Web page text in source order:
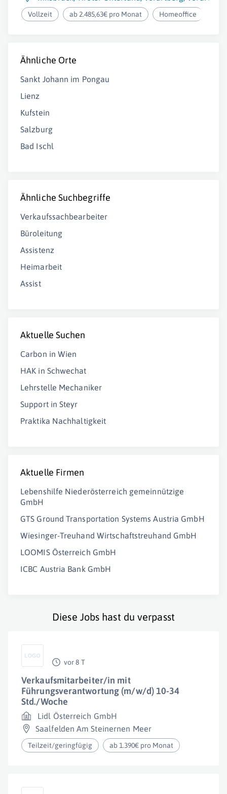
Vollzeit ab 2.485,63€ pro Monat Homeoffice
Ähnliche Orte
Sankt Johann im Pongau
Lienz
Kufstein
Salzburg
Bad Ischl
Ähnliche Suchbegriffe
Verkaufssachbearbeiter
Büroleitung
Assistenz
Heimarbeit
Assist
Aktuelle Suchen
Carbon in Wien
HAK in Schwechat
Lehrstelle Mechaniker
Support in Steyr
Praktika Nachhaltigkeit
Aktuelle Firmen
Lebenshilfe Niederösterreich gemeinnützige
GmbH
GTS Ground Transportation Systems Austria GmbH
Wiesinger-Treuhand Wirtschaftstreuhand GmbH
LOOMIS Österreich GmbH
ICBC Austria Bank GmbH
Diese Jobs hast du verpasst
vor 8 T
Verkaufsmitarbeiter/in mit
Führungsverantwortung (m/w/d) 10-34
Std./Woche
Lidl Österreich GmbH
Saalfelden Am Steinernen Meer
Teilzeit/geringfügig ab 1.390€ pro Monat